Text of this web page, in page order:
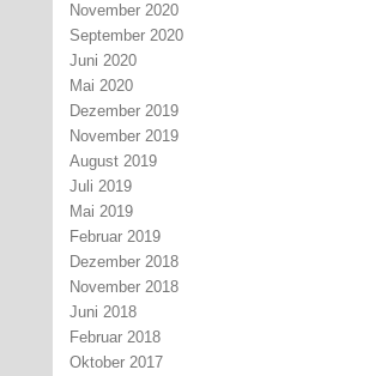
November 2020
September 2020
Juni 2020
Mai 2020
Dezember 2019
November 2019
August 2019
Juli 2019
Mai 2019
Februar 2019
Dezember 2018
November 2018
Juni 2018
Februar 2018
Oktober 2017